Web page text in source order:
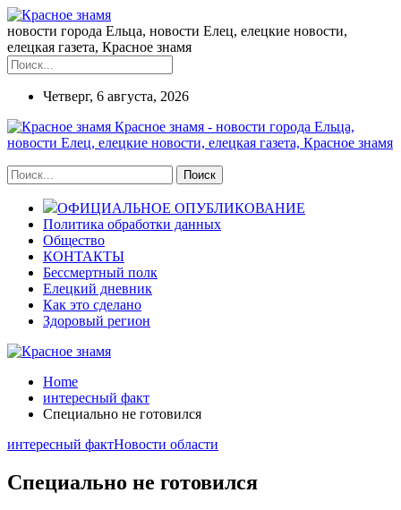
новости города Ельца, новости Елец, елецкие новости,
елецкая газета, Красное знамя
Четверг, 6 августа, 2026
Красное знамя - новости города Ельца,
новости Елец, елецкие новости, елецкая газета, Красное знамя
ОФИЦИАЛЬНОЕ ОПУБЛИКОВАНИЕ
Политика обработки данных
Общество
КОНТАКТЫ
Бессмертный полк
Елецкий дневник
Как это сделано
Здоровый регион
Home
интересный факт
Специально не готовился
интересный фактНовости области
Специально не готовился